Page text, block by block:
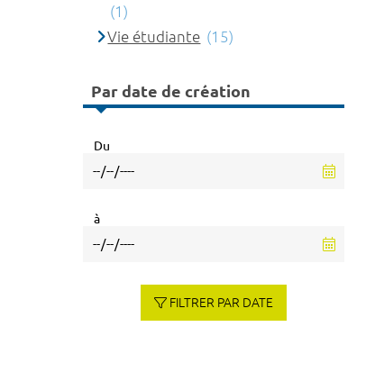
(1)
Vie étudiante (15)
Par date de création
Du
à
FILTRER PAR DATE